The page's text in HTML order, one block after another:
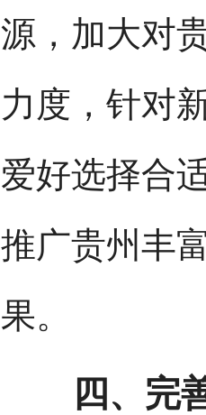
源，加大对
力度，针对
爱好选择合
推广贵州丰
果。
四、完善